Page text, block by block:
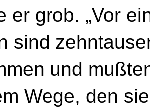
er grob. „Vor
sind
und
Wege, den